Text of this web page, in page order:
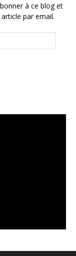
à ce blog et
par email.